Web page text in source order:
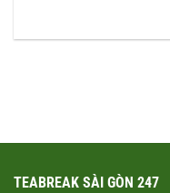
TEABREAK SÀI GÒN 247